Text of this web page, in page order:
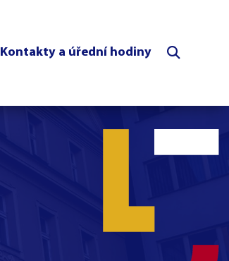
Kontakty a úřední hodiny